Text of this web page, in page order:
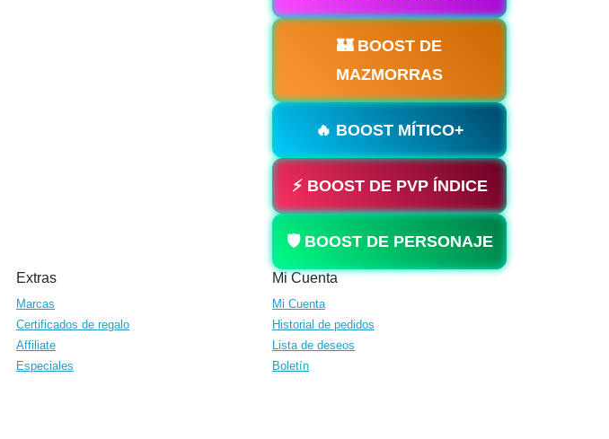
🏰 BOOST DE
MAZMORRAS
🔥 BOOST MÍTICO+
⚡ BOOST DE PVP ÍNDICE
🛡️ BOOST DE PERSONAJE
Extras
Marcas
Certificados de regalo
Affiliate
Especiales
Mi Cuenta
Mi Cuenta
Historial de pedidos
Lista de deseos
Boletín